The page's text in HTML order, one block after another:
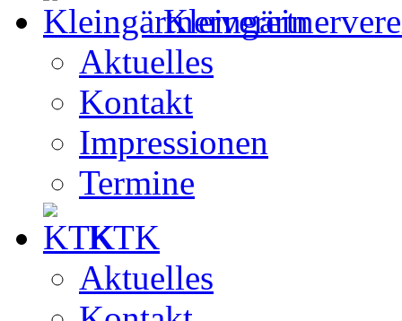
Aktuelles
Kontakt
Impressionen
Termine
KTK
Aktuelles